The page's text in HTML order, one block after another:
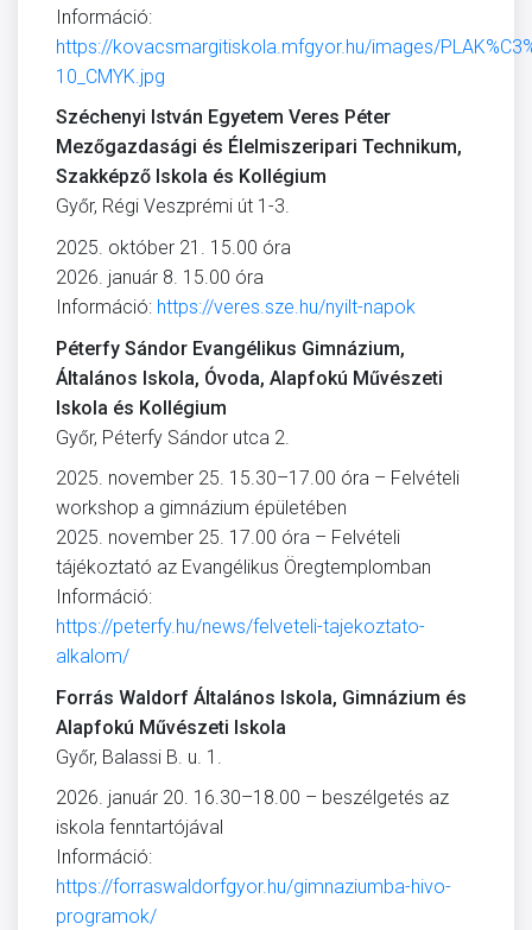
Információ:
https://kovacsmargitiskola.mfgyor.hu/images/
10_CMYK.jpg
Széchenyi István Egyetem Veres Péter
Mezőgazdasági és Élelmiszeripari Technikum,
Szakképző Iskola és Kollégium
Győr, Régi Veszprémi út 1-3.
2025. október 21. 15.00 óra
2026. január 8. 15.00 óra
Információ: https://veres.sze.hu/nyilt-napok
Péterfy Sándor Evangélikus Gimnázium,
Általános Iskola, Óvoda, Alapfokú Művészeti
Iskola és Kollégium
Győr, Péterfy Sándor utca 2.
2025. november 25. 15.30–17.00 óra – Felvételi
workshop a gimnázium épületében
2025. november 25. 17.00 óra – Felvételi
tájékoztató az Evangélikus Öregtemplomban
Információ:
https://peterfy.hu/news/felveteli-tajekoztato-
alkalom/
Forrás Waldorf Általános Iskola, Gimnázium és
Alapfokú Művészeti Iskola
Győr, Balassi B. u. 1.
2026. január 20. 16.30–18.00 – beszélgetés az
iskola fenntartójával
Információ:
https://forraswaldorfgyor.hu/gimnaziumba-hivo-
programok/